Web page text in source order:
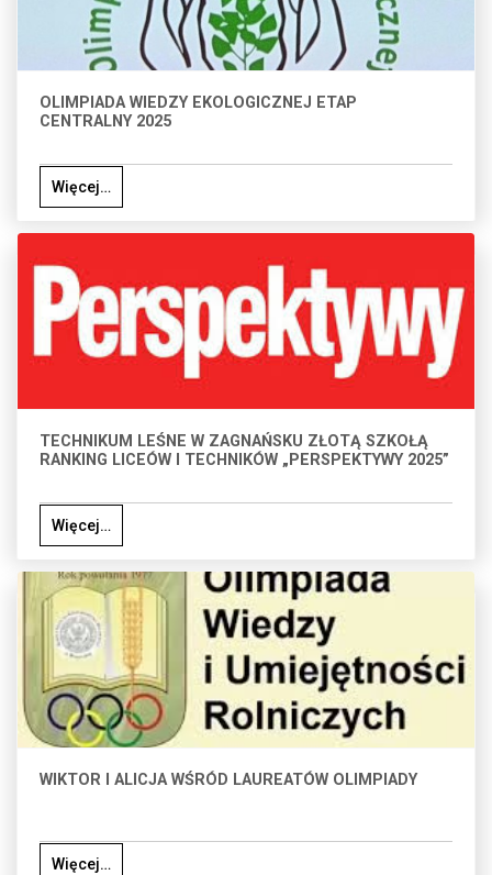
OLIMPIADA WIEDZY EKOLOGICZNEJ ETAP
CENTRALNY 2025
Więcej…
TECHNIKUM LEŚNE W ZAGNAŃSKU ZŁOTĄ SZKOŁĄ
RANKING LICEÓW I TECHNIKÓW „PERSPEKTYWY 2025”
Więcej…
WIKTOR I ALICJA WŚRÓD LAUREATÓW OLIMPIADY
Więcej…